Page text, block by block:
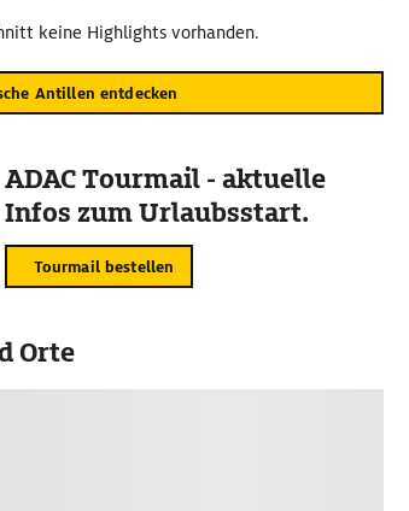
keine Highlights vorhanden.
Antillen entdecken
ADAC Tourmail - aktuelle
Infos zum Urlaubsstart.
Tourmail bestellen
Orte